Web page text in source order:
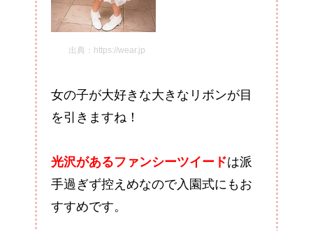
出典：https://wear.jp
女の子が大好きな大きなリボンが目
を引きますね！
光沢があるファンシーツイードは派
手過ぎず控えめなので入園式にもお
すすめです。